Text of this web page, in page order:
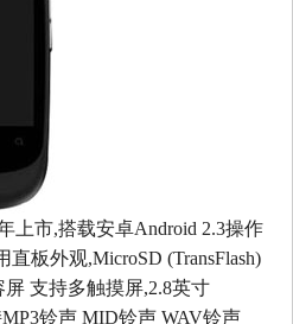
上市,搭载安卓Android 2.3操作
板外观,MicroSD (TransFlash)
支持多触摸屏,2.8英寸
铃声 MID铃声 WAV铃声